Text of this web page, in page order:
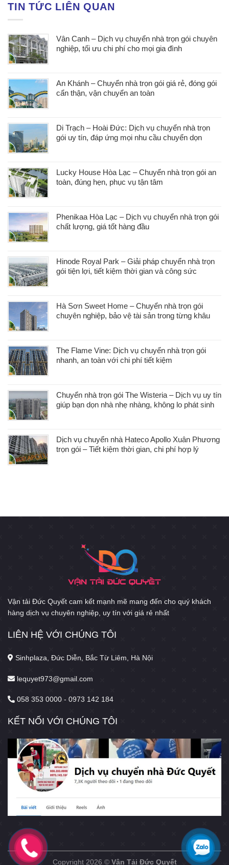
TIN TỨC LIÊN QUAN
Vân Canh – Dịch vụ chuyển nhà trọn gói chuyên
nghiệp, tối ưu chi phí cho mọi gia đình
An Khánh – Chuyển nhà trọn gói giá rẻ, đóng gói
cẩn thận, vận chuyển an toàn
Di Trạch – Hoài Đức: Dịch vụ chuyển nhà trọn
gói uy tín, đáp ứng mọi nhu cầu chuyển dọn
Lucky House Hòa Lạc – Chuyển nhà trọn gói an
toàn, đúng hẹn, phục vụ tận tâm
Phenikaa Hòa Lạc – Dịch vụ chuyển nhà trọn gói
chất lượng, giá tốt hàng đầu
Hinode Royal Park – Giải pháp chuyển nhà trọn
gói tiện lợi, tiết kiệm thời gian và công sức
Hà Sơn Sweet Home – Chuyển nhà trọn gói
chuyên nghiệp, bảo vệ tài sản trong từng khâu
The Flame Vine: Dịch vụ chuyển nhà trọn gói
nhanh, an toàn với chi phí tiết kiệm
Chuyển nhà trọn gói The Wisteria – Dịch vụ uy tín
giúp bạn dọn nhà nhẹ nhàng, không lo phát sinh
Dịch vụ chuyển nhà Hateco Apollo Xuân Phương
trọn gói – Tiết kiệm thời gian, chi phí hợp lý
Vận tải Đức Quyết cam kết mạnh mẽ mang đến cho quý khách
hàng dịch vụ chuyên nghiệp, uy tín với giá rẻ nhất
LIÊN HỆ VỚI CHÚNG TÔI
Sinhplaza, Đức Diễn, Bắc Từ Liêm, Hà Nội
lequyet973@gmail.com
058 353 0000 - 0973 142 184
KẾT NỐI VỚI CHÚNG TÔI
Copyright 2026 © Vận Tải Đức Quyết